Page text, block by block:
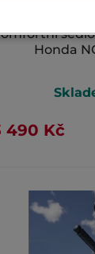
Honda
490 Kč